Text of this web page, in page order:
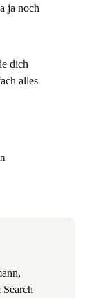
ja noch
dich
alles